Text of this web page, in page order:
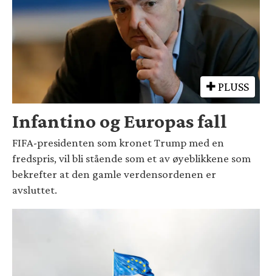
PLUSS
Infantino og Europas fall
FIFA-presidenten som kronet Trump med en
fredspris, vil bli stående som et av øyeblikkene som
bekrefter at den gamle verdensordenen er
avsluttet.